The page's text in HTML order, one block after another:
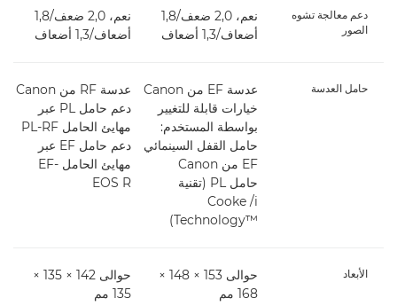
دعم معالجة تشوه
الصور
نعم، 2,0 ضعف/1,8
أضعاف/1,3 أضعاف
نعم، 2,0 ضعف/1,8
أضعاف/1,3 أضعاف
حامل العدسة
عدسة EF من Canon
خيارات قابلة للتغيير
بواسطة المستخدم:
حامل القفل السينمائي
EF من Canon
حامل PL (تقنية
Cooke /i
Technology™‎)
عدسة RF من Canon
دعم حامل PL عبر
مهايئ الحامل PL-RF
دعم حامل EF عبر
مهايئ الحامل EF-
EOS R
الأبعاد
حوالى 153 × 148 ×
168 مم
حوالى 142 × 135 ×
135 مم